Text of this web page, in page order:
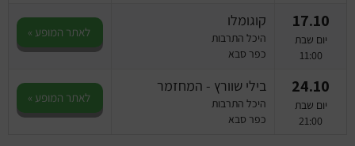
17.10
יום שבת
11:00
קוגומלו
היכל התרבות
כפר סבא
לאתר המופע »
24.10
יום שבת
21:00
בילי שוורץ - המחזמר
היכל התרבות
כפר סבא
לאתר המופע »